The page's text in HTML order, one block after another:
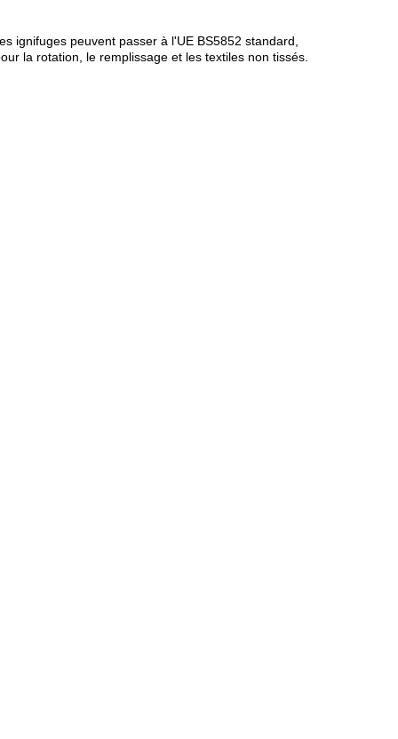
ignifuges peuvent passer à l'UE BS5852 standard,
la rotation, le remplissage et les textiles non tissés.